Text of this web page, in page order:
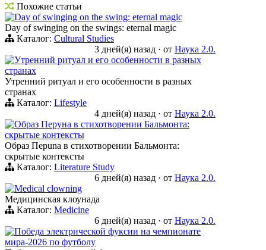
Похожие статьи
Day of swinging on the swing: eternal magic
Day of swinging on the swings: eternal magic
Каталог: Cultural Studies
3 дней(я) назад · от Наука 2.0.
Утренний ритуал и его особенности в разных
странах
Утренний ритуал и его особенности в разных
странах
Каталог: Lifestyle
4 дней(я) назад · от Наука 2.0.
Образ Перуна в стихотворении Бальмонта:
скрытые контексты
Образ Перuna в стихотворении Бальмонта:
скрытые контексты
Каталог: Literature Study
6 дней(я) назад · от Наука 2.0.
Medical clowning
Медицинская клоунада
Каталог: Medicine
6 дней(я) назад · от Наука 2.0.
Победа электрической фуксии на чемпионате
мира-2026 по футболу